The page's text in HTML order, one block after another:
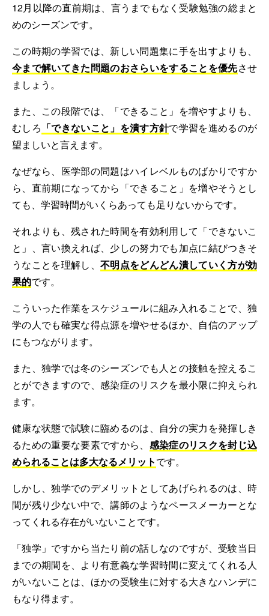
12月以降の直前期は、言うまでもなく受験勉強の総まと
めのシーズンです。
この時期の学習では、新しい問題集に手を出すよりも、
今まで解いてきた問題のおさらいをすることを優先させ
ましょう。
また、この段階では、「できること」を増やすよりも、
むしろ 「できないこと」を潰す方針で学習を進めるのが
望ましいと言えます。
なぜなら、医学部の問題はハイレベルものばかりですか
ら、直前期になってから「できること」を増やそうとし
ても、学習時間がいくらあっても足りないからです。
それよりも、残された時間を有効利用して「できないこ
と」、言い換えれば、少しの努力でも加点に結びつきそ
うなことを理解し、 不明点をどんどん潰していく方が効
果的です。
こういった作業をスケジュールに組み入れることで、独
学の人でも確実な得点源を増やせるほか、自信のアップ
にもつながります。
また、独学では冬のシーズンでも人との接触を控えるこ
とができますので、感染症のリスクを最小限に抑えられ
ます。
健康な状態で試験に臨めるのは、自分の実力を発揮しき
るための重要な要素ですから、 感染症のリスクを封じ込
められることは多大なるメリットです。
しかし、独学でのデメリットとしてあげられるのは、時
間が残り少ない中で、講師のようなペースメーカーとな
ってくれる存在がいないことです。
「独学」ですから当たり前の話しなのですが、受験当日
までの期間を、より有意義な学習時間に変えてくれる人
がいないことは、ほかの受験生に対する大きなハンデに
もなり得ます。